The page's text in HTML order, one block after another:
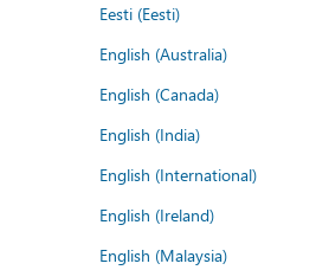
Eesti (Eesti)
English (Australia)
English (Canada)
English (India)
English (International)
English (Ireland)
English (Malaysia)